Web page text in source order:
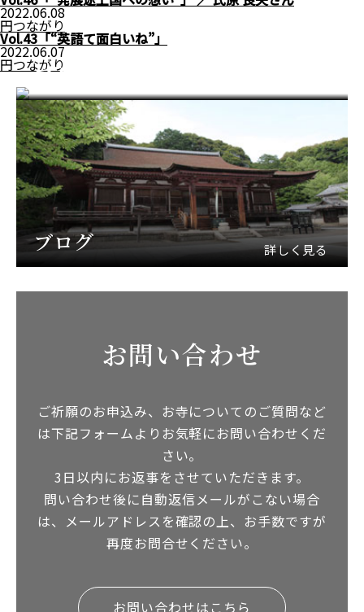
2022.06.08
円つながり
Vol.43「“英語て面白いね”」
2022.06.07
円つながりアクセス情報
ブログ 詳しく見る
お問い合わせ
ご祈願のお申込み、お寺についてのご質問など
は下記フォームよりお気軽にお問い合わせくだ
さい。
3日以内にお返事をさせていただきます。
問い合わせ後に自動返信メールがこない場合
は、メールアドレスを確認の上、お手数ですが
再度お問合せください。
お問い合わせはこちら